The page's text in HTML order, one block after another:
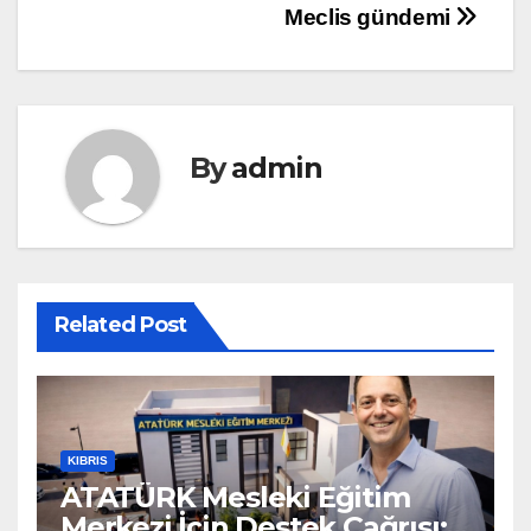
Meclis gündemi
Byadmin
Related Post
KIBRIS
ATATÜRK Mesleki Eğitim